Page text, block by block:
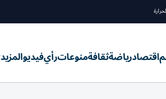
اقتصادرياضةثقافةمنوعاترأيفيديوالمزيد